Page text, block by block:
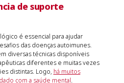
de suporte
é essencial para ajudar
das doenças autoimunes.
diversas técnicas disponíveis
diferentes e muitas vezes
distintas. Logo, há muitos
com a saúde mental.